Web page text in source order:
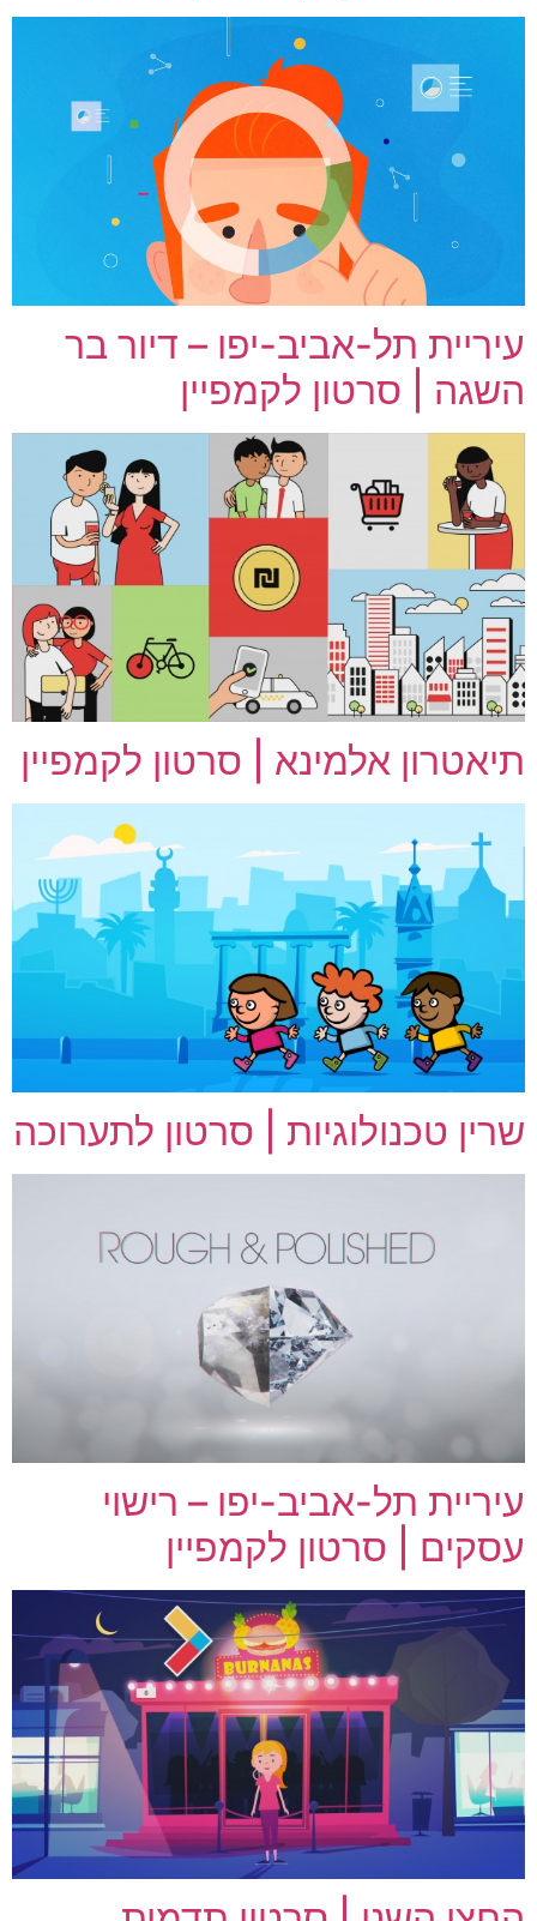
עיריית תל-אביב-יפו – דיור בר
השגה | סרטון לקמפיין
תיאטרון אלמינא | סרטון לקמפיין
שרין טכנולוגיות | סרטון לתערוכה
עיריית תל-אביב-יפו – רישוי
עסקים | סרטון לקמפיין